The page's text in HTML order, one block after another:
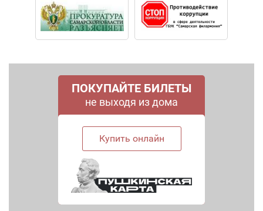
ПОКУПАЙТЕ БИЛЕТЫ
не выходя из дома
Купить онлайн